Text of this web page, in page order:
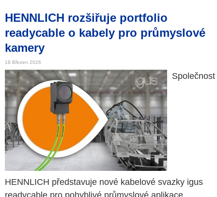
HENNLICH rozšiřuje portfolio
readycable o kabely pro průmyslové
kamery
18 Březen 2026
Společnost
HENNLICH představuje nové kabelové svazky igus
readycable pro pohyblivé průmyslové aplikace.